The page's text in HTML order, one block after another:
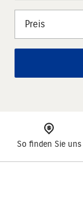
Preis
So finden Sie uns